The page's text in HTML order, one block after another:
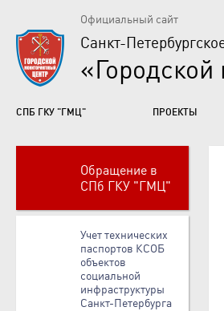
Официальный сайт
Санкт-
СПБ ГКУ "ГМЦ" ПРОЕКТЫ
Обращение в
СПб ГКУ "ГМЦ"
Учет технических
паспортов КСОБ
объектов
социальной
инфраструктуры
Санкт-Петербурга